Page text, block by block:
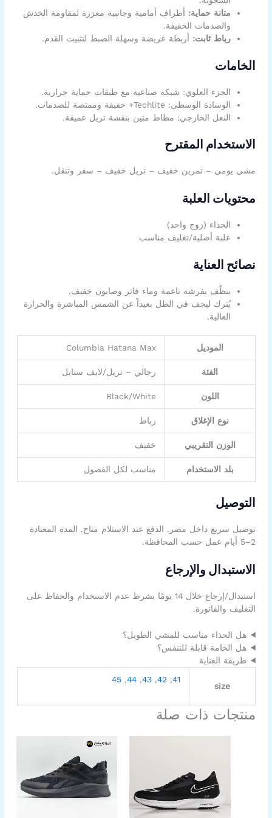
متانة حماية: أطراف أمامية وجانبية معززة لمقاومة الخدش
والصدمات الخفيفة.
رباط ثابت: أربطة عريضة وسهلة الضبط لتثبيت القدم.
الخامات
الجزء العلوي: شبكة صناعية مع طبقات حماية حرارية.
الوسادة الوسطى: Techlite+ خفيفة وممتصة للصدمات.
النعل الخارجي: مطاط متين بنقشة تريل عميقة.
الاستخدام المقترح
مشي يومي – تمرين خفيف – تريل خفيف – سفر وتنقل.
محتويات العلبة
الحذاء (زوج واحد)
علبة أصلية/تغليف مناسب
نصائح العناية
ينظّف بفرشة ناعمة وماء فاتر وصابون خفيف.
يُترك ليجف في الظل بعيداً عن الشمس المباشرة والحرارة
العالية.
الموديل Columbia Hatana Max
الفئة رجالي – تريل/لايف ستايل
اللون Black/White
نوع الإغلاق رباط
الوزن التقريبي خفيف
بلد الاستخدام مناسب لكل الفصول
التوصيل
توصيل سريع داخل مصر. الدفع عند الاستلام متاح. المدة المعتادة
2–5 أيام عمل حسب المحافظة.
الاستبدال والإرجاع
استبدال/إرجاع خلال 14 يومًا بشرط عدم الاستخدام والحفاظ على
التغليف والفاتورة.
هل الحذاء مناسب للمشي الطويل؟
هل الخامة قابلة للتنفس؟
طريقة العناية
size
41
,
42
,
43
,
44
,
45
منتجات ذات صلة
الأشكال
المختلفة
لهذا
السعر
الأصلي
هو:
1.399,00EGP.
999,00EGP.
الأشكال
المختلفة